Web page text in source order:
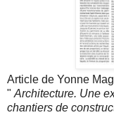
Article de Yonne Mag
" Architecture. Une
chantiers de